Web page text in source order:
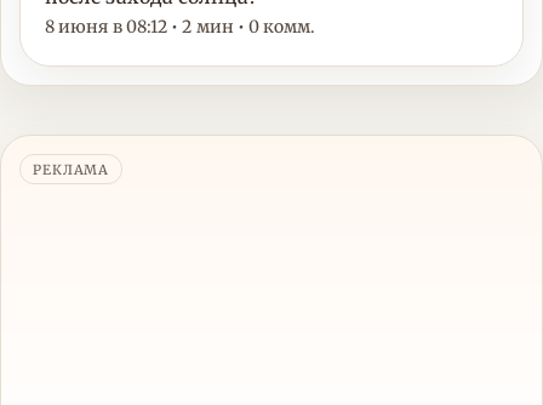
8 июня в 08:12 • 2 мин • 0 комм.
РЕКЛАМА